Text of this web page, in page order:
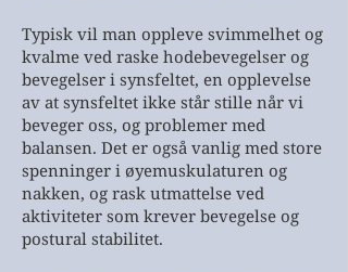
Typisk vil man oppleve svimmelhet og
kvalme ved raske hodebevegelser og
bevegelser i synsfeltet, en opplevelse
av at synsfeltet ikke står stille når vi
beveger oss, og problemer med
balansen. Det er også vanlig med store
spenninger i øyemuskulaturen og
nakken, og rask utmattelse ved
aktiviteter som krever bevegelse og
postural stabilitet.